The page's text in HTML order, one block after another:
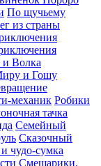
По щучьему
из страны
Волка
и Гошу
механик Робики
тачка
Семейный
Сказочный
чудо-сумка
Смешарики.